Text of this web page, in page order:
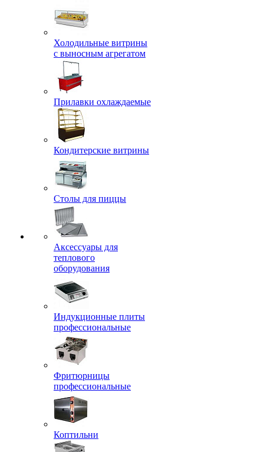
Холодильные витрины
с выносным агрегатом
Прилавки охлаждаемые
Кондитерские витрины
Столы для пиццы
Аксессуары для
теплового
оборудования
Индукционные плиты
профессиональные
Фритюрницы
профессиональные
Коптильни